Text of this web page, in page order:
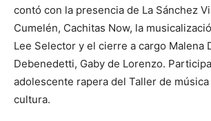
contó con la presencia de La Sánchez
Cumelén, Cachitas Now, la
Lee Selector y el cierre a cargo Malena
Debenedetti, Gaby de Lorenzo.
adolescente rapera del Taller de
cultura.